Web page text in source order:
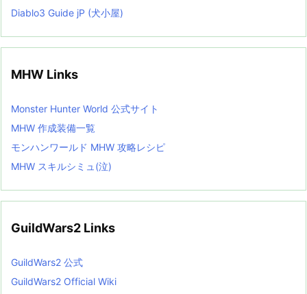
Diablo3 Guide jP (犬小屋)
MHW Links
Monster Hunter World 公式サイト
MHW 作成装備一覧
モンハンワールド MHW 攻略レシピ
MHW スキルシミュ(泣)
GuildWars2 Links
GuildWars2 公式
GuildWars2 Official Wiki